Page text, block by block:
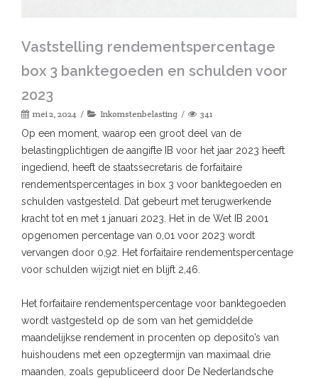
Vaststelling rendementspercentage
box 3 banktegoeden en schulden voor
2023
mei 2, 2024 Inkomstenbelasting 341
Op een moment, waarop een groot deel van de
belastingplichtigen de aangifte IB voor het jaar 2023 heeft
ingediend, heeft de staatssecretaris de forfaitaire
rendementspercentages in box 3 voor banktegoeden en
schulden vastgesteld. Dat gebeurt met terugwerkende
kracht tot en met 1 januari 2023. Het in de Wet IB 2001
opgenomen percentage van 0,01 voor 2023 wordt
vervangen door 0,92. Het forfaitaire rendementspercentage
voor schulden wijzigt niet en blijft 2,46.
Het forfaitaire rendementspercentage voor banktegoeden
wordt vastgesteld op de som van het gemiddelde
maandelijkse rendement in procenten op deposito’s van
huishoudens met een opzegtermijn van maximaal drie
maanden, zoals gepubliceerd door De Nederlandsche